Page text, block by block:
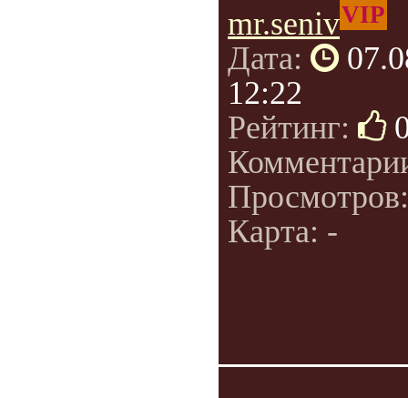
mr.senivVIP
Дата:
12:22
Рейтинг:
Карта: -